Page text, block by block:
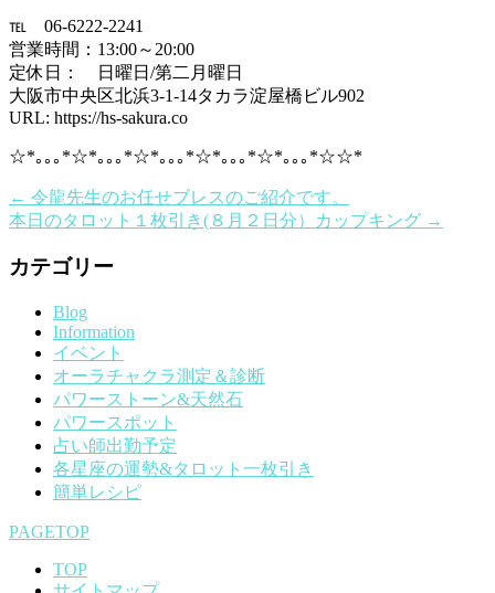
℡ 06-6222-2241
営業時間：13:00～20:00
定休日： 日曜日/第二月曜日
大阪市中央区北浜3-1-14タカラ淀屋橋ビル902
URL: https://hs-sakura.co
☆*｡｡｡*☆*｡｡｡*☆*｡｡｡*☆*｡｡｡*☆*｡｡｡*☆☆*
← 令龍先生のお任せブレスのご紹介です。
本日のタロット１枚引き(８月２日分）カップキング →
カテゴリー
Blog
Information
イベント
オーラチャクラ測定＆診断
パワーストーン&天然石
パワースポット
占い師出勤予定
各星座の運勢&タロット一枚引き
簡単レシピ
PAGETOP
TOP